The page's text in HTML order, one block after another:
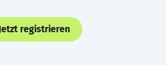
registrieren